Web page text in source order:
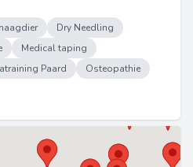
Dry Needling
Medical taping
Paard Osteopathie